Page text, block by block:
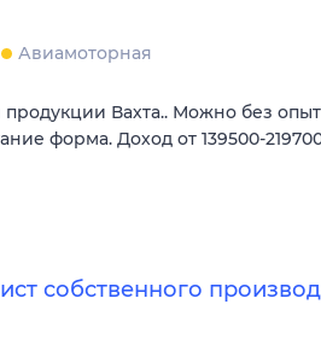
Гороскопы
Авиамоторная
продукции Вахта.. Можно без
форма. Доход от 139500-
собственного